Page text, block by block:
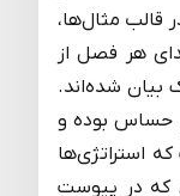
قالب مثال‌ها،
هر فصل از
بیان شده‌اند.
حساس بوده و
استراتژی‌ها
که در پیوست